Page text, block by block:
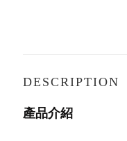
DESCRIPTION
產品介紹